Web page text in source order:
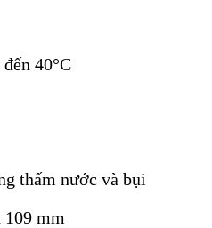
40°C
thấm nước và bụi
mm